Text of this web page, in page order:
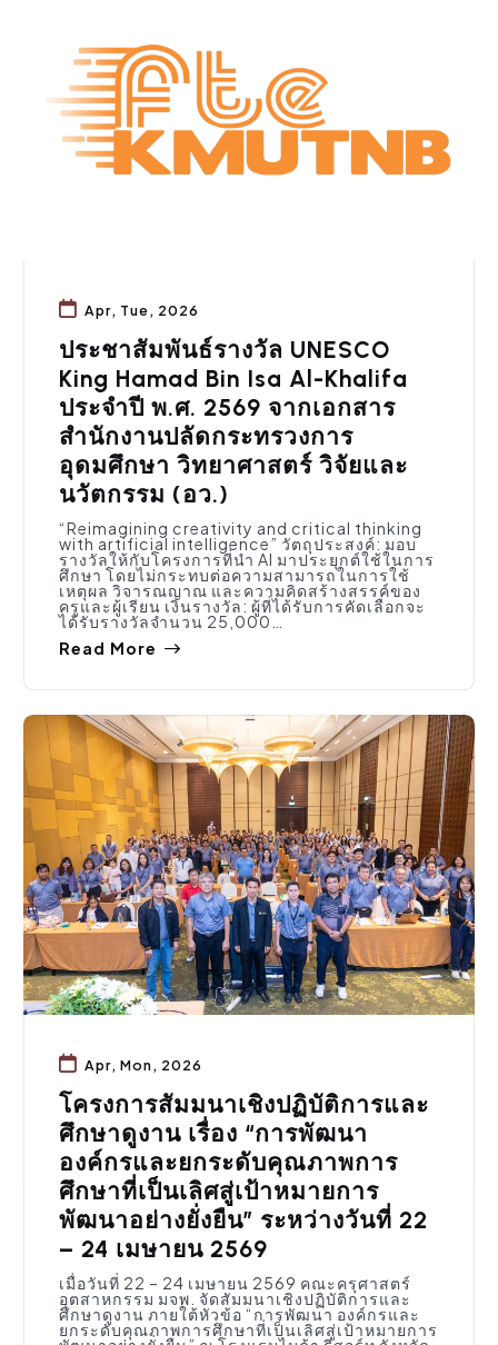
Apr, Tue, 2026
ประชาสัมพันธ์รางวัล UNESCO
King Hamad Bin Isa Al-Khalifa
ประจำปี พ.ศ. 2569 จากเอกสาร
สำนักงานปลัดกระทรวงการ
อุดมศึกษา วิทยาศาสตร์ วิจัยและ
นวัตกรรม (อว.)
“Reimagining creativity and critical thinking
with artificial intelligence” วัตถุประสงค์: มอบ
รางวัลให้กับโครงการที่นำ AI มาประยุกต์ใช้ในการ
ศึกษา โดยไม่กระทบต่อความสามารถในการใช้
เหตุผล วิจารณญาณ และความคิดสร้างสรรค์ของ
ครูและผู้เรียน เงินรางวัล: ผู้ที่ได้รับการคัดเลือกจะ
ได้รับรางวัลจำนวน 25,000…
Read More
กิจกรรมคณะ
Apr, Mon, 2026
โครงการสัมมนาเชิงปฏิบัติการและ
ศึกษาดูงาน เรื่อง “การพัฒนา
องค์กรและยกระดับคุณภาพการ
ศึกษาที่เป็นเลิศสู่เป้าหมายการ
พัฒนาอย่างยั่งยืน” ระหว่างวันที่ 22
– 24 เมษายน 2569
เมื่อวันที่ 22 – 24 เมษายน 2569 คณะครุศาสตร์
อุตสาหกรรม มจพ. จัดสัมมนาเชิงปฏิบัติการและ
ศึกษาดูงาน ภายใต้หัวข้อ “การพัฒนา องค์กรและ
ยกระดับคุณภาพการศึกษาที่เป็นเลิศสู่เป้าหมายการ